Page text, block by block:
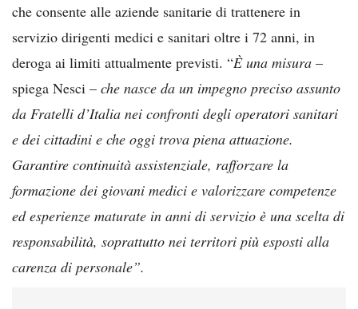
che consente alle aziende sanitarie di trattenere in
servizio dirigenti medici e sanitari oltre i 72 anni, in
deroga ai limiti attualmente previsti. “È una misura –
spiega Nesci – che nasce da un impegno preciso assunto
da Fratelli d’Italia nei confronti degli operatori sanitari
e dei cittadini e che oggi trova piena attuazione.
Garantire continuità assistenziale, rafforzare la
formazione dei giovani medici e valorizzare competenze
ed esperienze maturate in anni di servizio è una scelta di
responsabilità, soprattutto nei territori più esposti alla
carenza di personale”.